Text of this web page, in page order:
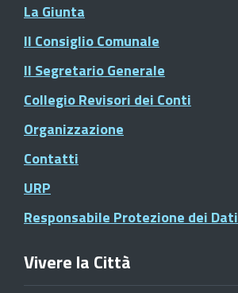
La Giunta
Il Consiglio Comunale
Il Segretario Generale
Collegio Revisori dei Conti
Organizzazione
Contatti
URP
Responsabile Protezione dei Dati
Vivere la Città